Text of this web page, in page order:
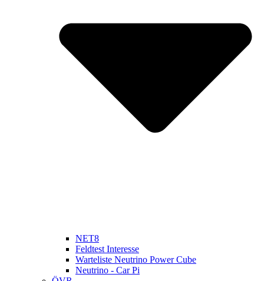
NET8
Feldtest Interesse
Warteliste Neutrino Power Cube
Neutrino - Car Pi